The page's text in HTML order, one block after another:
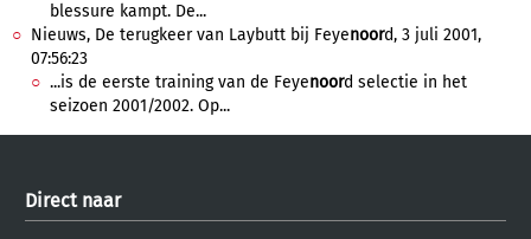
blessure kampt. De...
Nieuws, De terugkeer van Laybutt bij Feyenoord, 3 juli 2001,
07:56:23
...is de eerste training van de Feyenoord selectie in het
seizoen 2001/2002. Op...
Direct naar